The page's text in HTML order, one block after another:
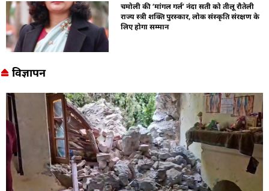
चमोली की ‘मांगल गर्ल’ नंदा सती को तीलू रौतेली
राज्य स्त्री शक्ति पुरस्कार, लोक संस्कृति संरक्षण के
लिए होगा सम्मान
विज्ञापन